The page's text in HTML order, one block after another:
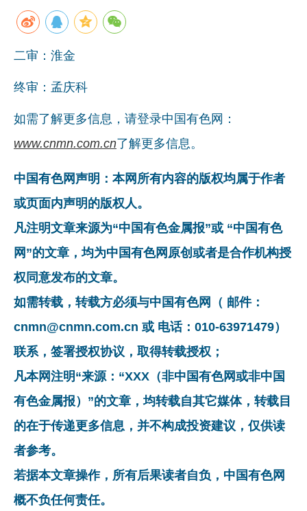
二审：淮金
终审：孟庆科
如需了解更多信息，请登录中国有色网：
www.cnmn.com.cn了解更多信息。
中国有色网声明：本网所有内容的版权均属于作者
或页面内声明的版权人。
凡注明文章来源为“中国有色金属报”或 “中国有色
网”的文章，均为中国有色网原创或者是合作机构授
权同意发布的文章。
如需转载，转载方必须与中国有色网（ 邮件：
cnmn@cnmn.com.cn 或 电话：010-63971479）
联系，签署授权协议，取得转载授权；
凡本网注明“来源：“XXX（非中国有色网或非中国
有色金属报）”的文章，均转载自其它媒体，转载目
的在于传递更多信息，并不构成投资建议，仅供读
者参考。
若据本文章操作，所有后果读者自负，中国有色网
概不负任何责任。